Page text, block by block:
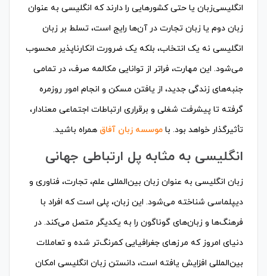
انگلیسی‌زبان یا حتی کشورهایی را دارند که انگلیسی به عنوان
زبان دوم یا زبان تجارت در آن‌ها رایج است، تسلط بر زبان
انگلیسی نه یک انتخاب، بلکه یک ضرورت انکارناپذیر محسوب
می‌شود. این مهارت، فراتر از توانایی مکالمه صرف، در تمامی
جنبه‌های زندگی جدید، از یافتن مسکن و انجام امور روزمره
گرفته تا پیشرفت شغلی و برقراری ارتباطات اجتماعی معنادار،
تأثیرگذار خواهد بود. با موسسه زبان آفاق همراه باشید.
انگلیسی به مثابه پل ارتباطی جهانی
زبان انگلیسی به عنوان زبان بین‌المللی علم، تجارت، فناوری و
دیپلماسی شناخته می‌شود. این زبان، پلی است که افراد با
فرهنگ‌ها و زبان‌های گوناگون را به یکدیگر متصل می‌کند. در
دنیای امروز که مرزهای جغرافیایی کمرنگ‌تر شده و تعاملات
بین‌المللی افزایش یافته است، دانستن زبان انگلیسی امکان